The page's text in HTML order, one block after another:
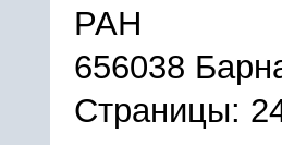
РАН
656038
Страницы: